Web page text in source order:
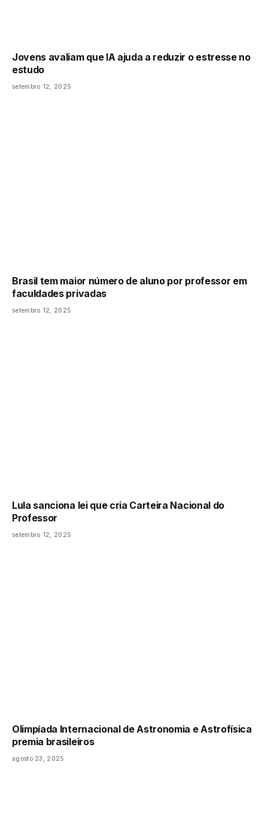
Jovens avaliam que IA ajuda a reduzir o estresse no
estudo
setembro 12, 2025
Brasil tem maior número de aluno por professor em
faculdades privadas
setembro 12, 2025
Lula sanciona lei que cria Carteira Nacional do
Professor
setembro 12, 2025
Olimpíada Internacional de Astronomia e Astrofísica
premia brasileiros
agosto 23, 2025